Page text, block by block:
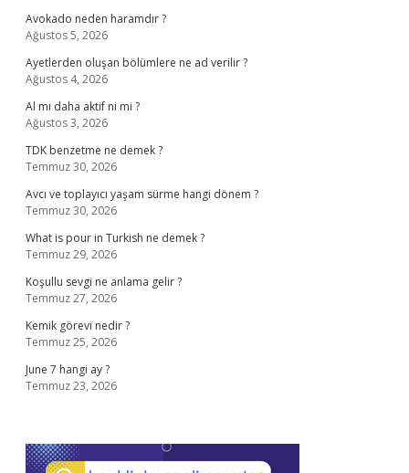
Avokado neden haramdır ?
Ağustos 5, 2026
Ayetlerden oluşan bölümlere ne ad verilir ?
Ağustos 4, 2026
Al mı daha aktif ni mi ?
Ağustos 3, 2026
TDK benzetme ne demek ?
Temmuz 30, 2026
Avcı ve toplayıcı yaşam sürme hangi dönem ?
Temmuz 30, 2026
What is pour in Turkish ne demek ?
Temmuz 29, 2026
Koşullu sevgi ne anlama gelir ?
Temmuz 27, 2026
Kemik görevi nedir ?
Temmuz 25, 2026
June 7 hangi ay ?
Temmuz 23, 2026